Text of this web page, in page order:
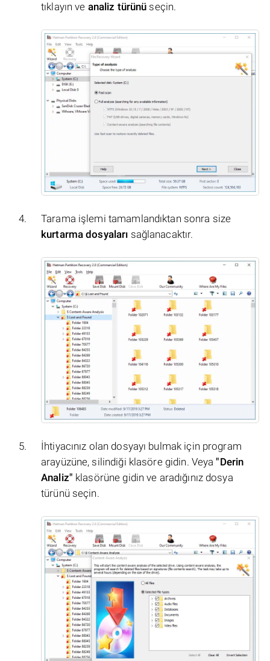
tıklayın ve analiz türünü seçin.
Tarama işlemi tamamlandıktan sonra size
kurtarma dosyaları sağlanacaktır.
İhtiyacınız olan dosyayı bulmak için program
arayüzüne, silindiği klasöre gidin. Veya"Derin
Analiz" klasörüne gidin ve aradığınız dosya
türünü seçin.